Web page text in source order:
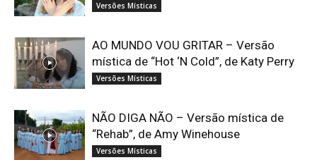
Versões Místicas
AO MUNDO VOU GRITAR – Versão
mística de “Hot ‘N Cold”, de Katy Perry
Versões Místicas
NÃO DIGA NÃO – Versão mística de
“Rehab”, de Amy Winehouse
Versões Místicas